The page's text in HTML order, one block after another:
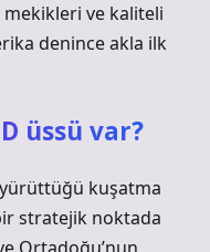
ve kaliteli
denince akla ilk
üssü var?
yürüttüğü kuşatma
stratejik noktada